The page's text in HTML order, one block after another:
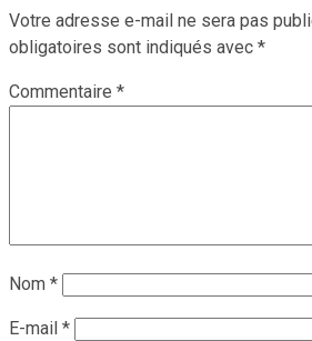
Votre adresse e-mail ne sera pas
obligatoires sont indiqués avec *
Commentaire *
Nom *
E-mail *